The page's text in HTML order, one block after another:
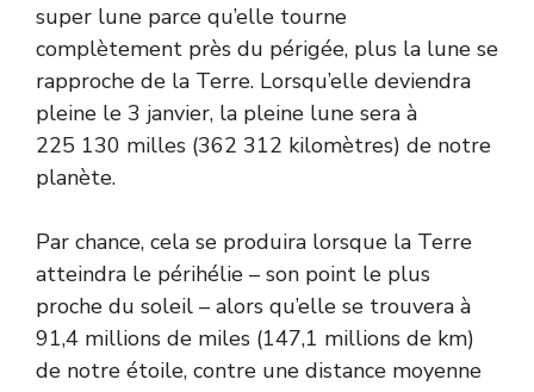
super lune parce qu’elle tourne
complètement près du périgée, plus la lune se
rapproche de la Terre. Lorsqu’elle deviendra
pleine le 3 janvier, la pleine lune sera à
225 130 milles (362 312 kilomètres) de notre
planète.
Par chance, cela se produira lorsque la Terre
atteindra le périhélie – son point le plus
proche du soleil – alors qu’elle se trouvera à
91,4 millions de miles (147,1 millions de km)
de notre étoile, contre une distance moyenne